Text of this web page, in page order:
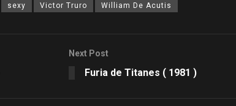
sexy Victor Truro William De Acutis
Next Post
Furia de Titanes ( 1981 )